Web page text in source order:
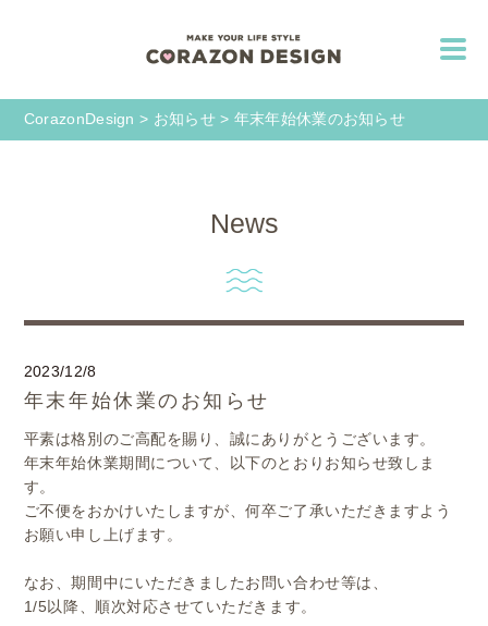
CorazonDesign > お知らせ> 年末年始休業のお知らせ
News
2023/12/8
年末年始休業のお知らせ
平素は格別のご高配を賜り、誠にありがとうございます。
年末年始休業期間について、以下のとおりお知らせ致しま
す。
ご不便をおかけいたしますが、何卒ご了承いただきますよう
お願い申し上げます。
なお、期間中にいただきましたお問い合わせ等は、
1/5以降、順次対応させていただきます。